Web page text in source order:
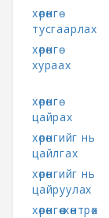
хөрөнгө
тусгаарлах
хөрөнгө
хураах
хөрөнгө
цайрах
хөрөнгийг нь
цайлгах
хөрөнгийг нь
цайруулах
хөрөнгөө хөнтрөх